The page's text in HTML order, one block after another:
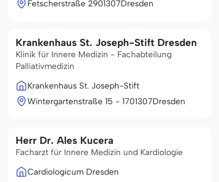
Fetscherstraße 2901307Dresden
Krankenhaus St. Joseph-Stift Dresden
Klinik für Innere Medizin - Fachabteilung
Palliativmedizin
Krankenhaus St. Joseph-Stift
Wintergartenstraße 15 - 1701307Dresden
Herr Dr. Ales Kucera
Facharzt für Innere Medizin und Kardiologie
Cardiologicum Dresden